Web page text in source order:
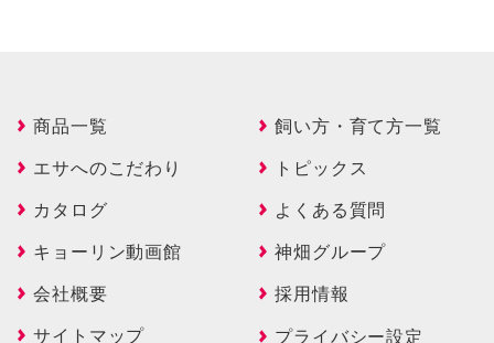
商品一覧
飼い方・育て方一覧
エサへのこだわり
トピックス
カタログ
よくある質問
キョーリン動画館
神畑グループ
会社概要
採用情報
サイトマップ
プライバシー設定